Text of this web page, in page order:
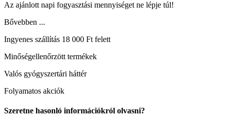
Az ajánlott napi fogyasztási mennyiséget ne lépje túl!
Bővebben ...
Ingyenes szállítás 18 000 Ft felett
Minőségellenőrzött termékek
Valós gyógyszertári háttér
Folyamatos akciók
Szeretne hasonló információkról olvasni?